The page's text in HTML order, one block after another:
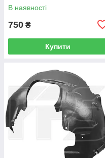
В наявності
750 ₴
Купити